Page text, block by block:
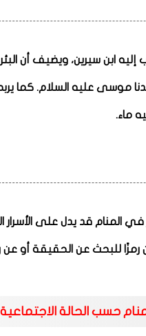
إليه ابن سيرين، ويضيف أن
موسى عليه السلام. كما يربط
ماء.
في المنام قد يدل على
رمزًا للبحث عن الحقيقة أو
حسب الحالة الاجتماعية